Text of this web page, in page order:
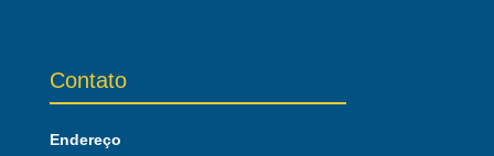
Contato
Endereço